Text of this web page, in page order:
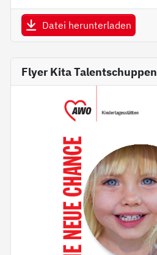
Datei herunterladen
Flyer Kita Talentschuppen